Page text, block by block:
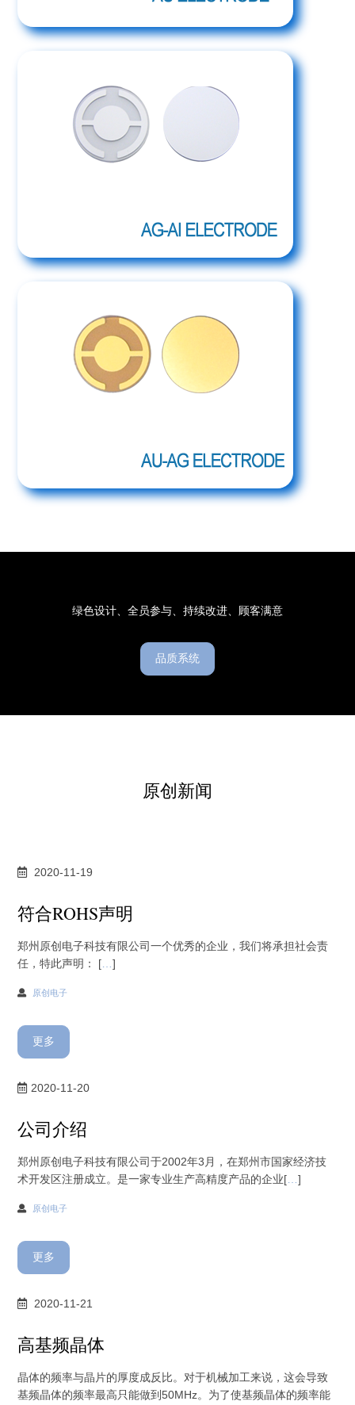
绿色设计、全员参与、持续改进、顾客满意
品质系统
原创新闻
2020-11-19
符合ROHS声明
郑州原创电子科技有限公司一个优秀的企业，我们将承担社会责
任，特此声明： [ …]
原创电子
更多
2020-11-20
公司介绍
郑州原创电子科技有限公司于2002年3月，在郑州市国家经济技
术开发区注册成立。是一家专业生产高精度产品的企业[ …]
原创电子
更多
2020-11-21
高基频晶体
晶体的频率与晶片的厚度成反比。对于机械加工来说，这会导致
基频晶体的频率最高只能做到50MHz。为了使基频晶体的频率能